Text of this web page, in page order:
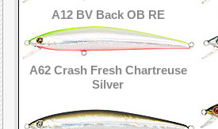
A12 BV Back OB RE
A62 Crash Fresh Chartreuse
Silver